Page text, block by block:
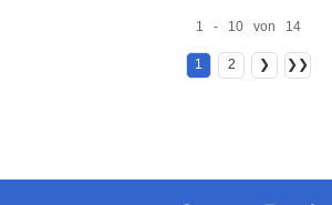
1 - 10 von 14
1 2 ❯ ❯❯